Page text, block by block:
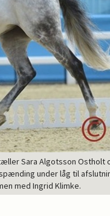
Sara Algotsson Ostholt
under låg til
med Ingrid Klimke.